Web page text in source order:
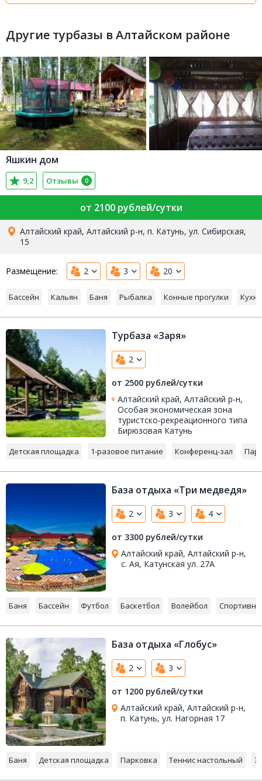
Другие турбазы в Алтайском районе
Яшкин дом
9,2 Отзывы 0
от 2100 рублей/сутки
Алтайский край, Алтайский р-н, п. Катунь, ул. Сибирская,
15
Размещение: 2 3 20
Бассейн Кальян Баня Рыбалка Конные прогулки Кухня
Турбаза «Заря»
2
от 2500 рублей/сутки
Алтайский край, Алтайский р-н,
Особая экономическая зона
туристско-рекреационного типа
Бирюзовая Катунь
Детская площадка 1-разовое питание Конференц-зал
База отдыха «Три медведя»
2 3 4
от 3300 рублей/сутки
Алтайский край, Алтайский р-н,
с. Ая, Катунская ул. 27А
Баня Бассейн Футбол Баскетбол Волейбол
База отдыха «Глобус»
2 3
от 1200 рублей/сутки
Алтайский край, Алтайский р-н,
п. Катунь, ул. Нагорная 17
Баня Детская площадка Парковка Теннис настольный